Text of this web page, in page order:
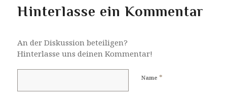
Hinterlasse ein Kommentar
An der Diskussion beteiligen?
Hinterlasse uns deinen Kommentar!
Name *